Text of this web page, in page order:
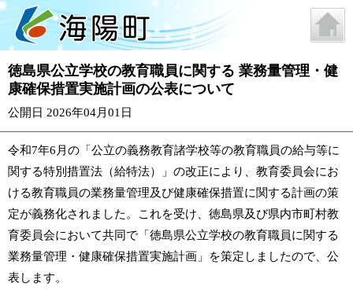
徳島県公立学校の教育職員に関する 業務量管理・健
康確保措置実施計画の公表について
公開日 2026年04月01日
令和7年6月の「公立の義務教育諸学校等の教育職員の給与等に
関する特別措置法（給特法）」の改正により、教育委員会にお
ける教育職員の業務量管理及び健康確保措置に関する計画の策
定が義務化されました。これを受け、徳島県及び県内市町村教
育委員会において共同で「徳島県公立学校の教育職員に関する
業務量管理・健康確保措置実施計画」を策定しましたので、公
表します。